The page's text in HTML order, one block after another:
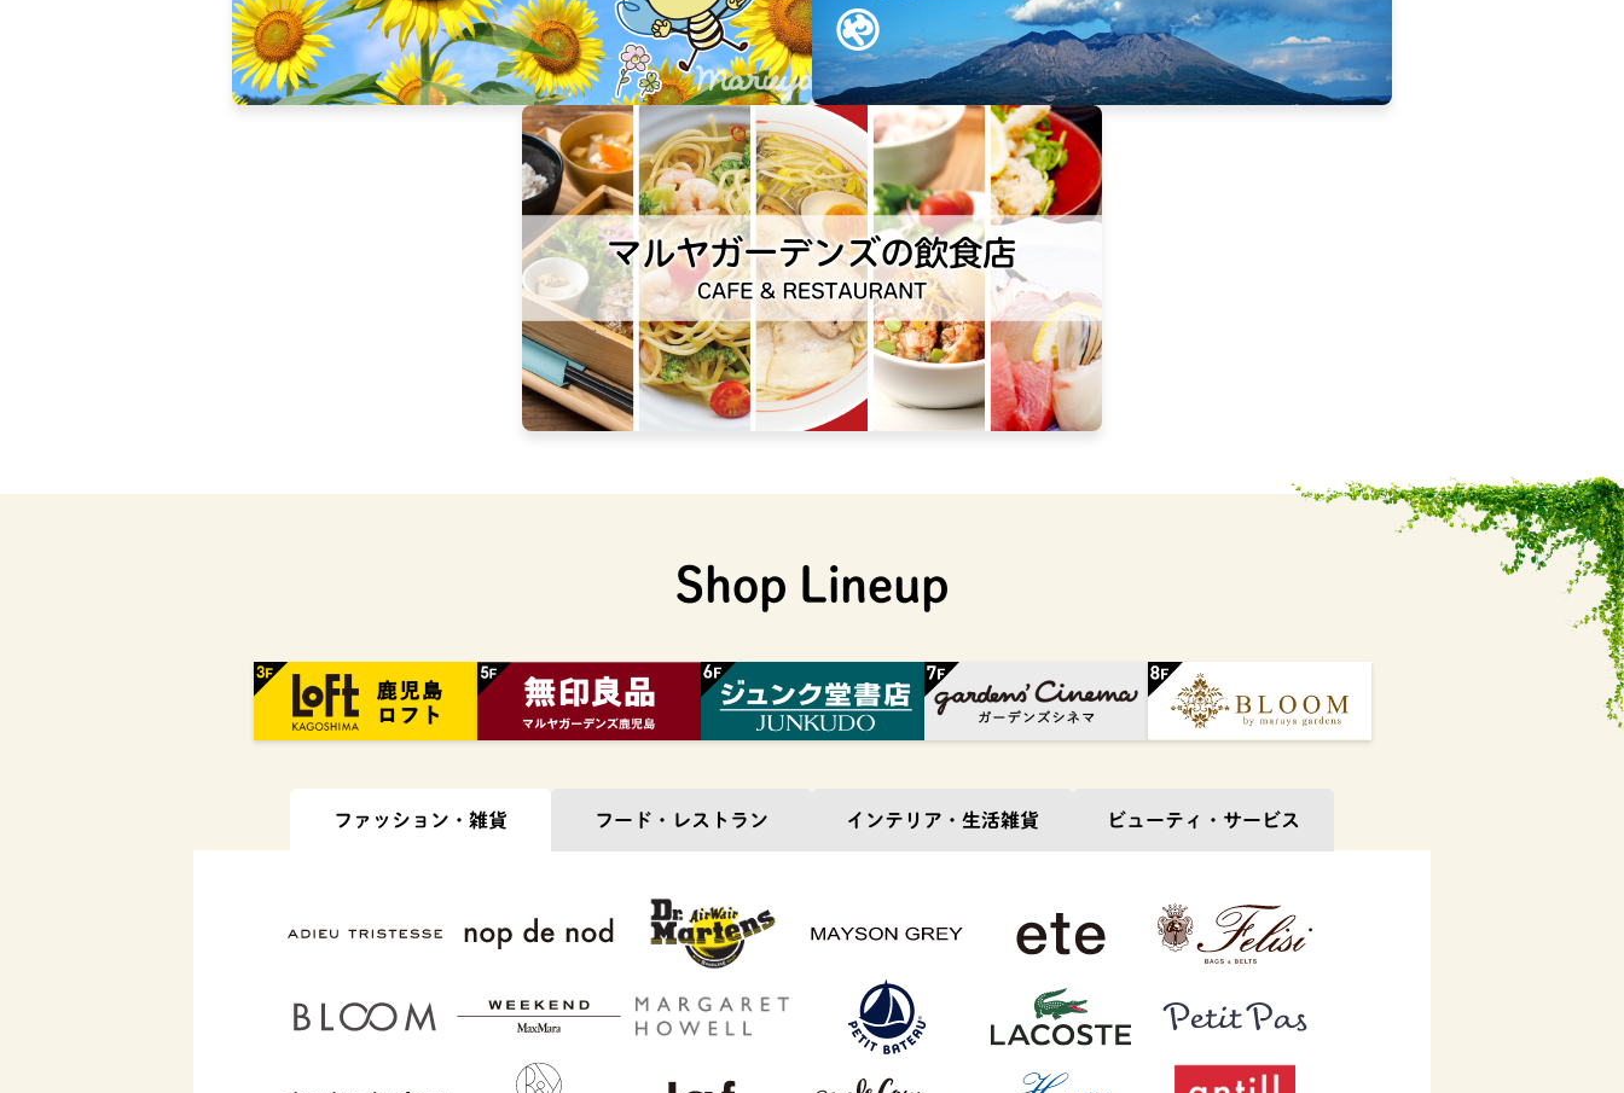
Shop Lineup
ファッション・ 雑貨 フード・ レストラン インテリア・ 生活雑貨 ビューティ・ サービス